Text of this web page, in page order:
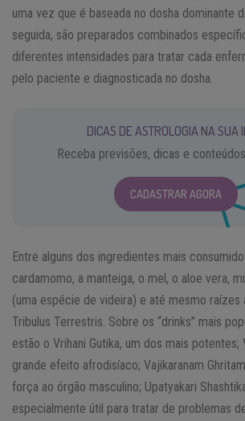
uma vez que é baseada no dosha dominante
seguida, são preparados combinados
diferentes intensidades para tratar cada
pelo paciente e diagnosticada no dosha.
DICAS DE ASTROLOGIA NA SUA
Receba previsões, dicas e
CADASTRAR AGORA
Entre alguns dos ingredientes mais
cardamomo, a manteiga, o mel, o aloe vera,
(uma espécie de videira) e até mesmo
Tribulus Terrestris. Sobre os “drinks” mais
estão o Vrihani Gutika, um dos mais potentes;
grande efeito afrodisíaco; Vajikaranam
força ao órgão masculino; Upatyakari
especialmente útil para tratar de problemas